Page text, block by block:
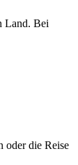
Land. Bei
oder die Reise